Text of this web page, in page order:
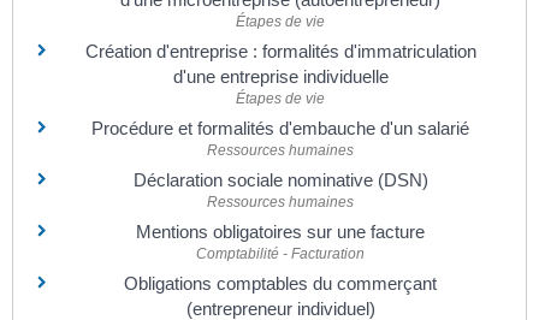
Étapes de vie
Création d'entreprise : formalités d'immatriculation
d'une entreprise individuelle
Étapes de vie
Procédure et formalités d'embauche d'un salarié
Ressources humaines
Déclaration sociale nominative (DSN)
Ressources humaines
Mentions obligatoires sur une facture
Comptabilité - Facturation
Obligations comptables du commerçant
(entrepreneur individuel)